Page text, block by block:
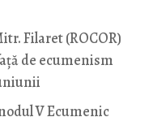
Filaret (ROCOR)
de ecumenism
V Ecumenic